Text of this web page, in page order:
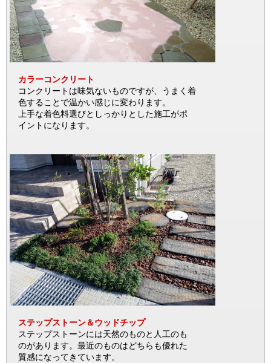
カラーコンクリート
コンクリートは味気ないものですが、うまく着
色することで温かい感じに変わります。
上手な着色料選びとしっかりとした施工がポ
イントになります。
ステップストーン＆ウッドチップ
ステップストーンには天然のものと人工のも
のがあります。最近のものはどちらも優れた
質感になってきています。